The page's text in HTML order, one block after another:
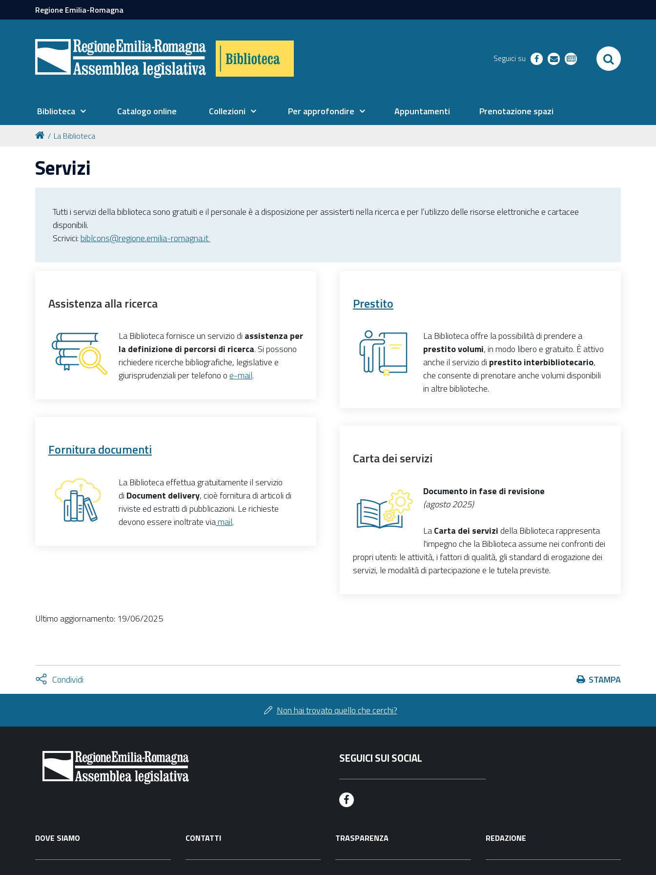
Regione Emilia-Romagna
Seguici su facebookrichiestenewsletter SEARCH
Biblioteca Catalogo online Collezioni Per approfondire Appuntamenti Prenotazione spazi
La Biblioteca
Servizi
Tutti i servizi della biblioteca sono gratuiti e il personale è a disposizione per assisterti nella ricerca e per l’utilizzo delle risorse elettroniche e cartacee
disponibili.
Scrivici:biblcons@regione.emilia-romagna.it
Assistenza alla ricerca
La Biblioteca fornisce un servizio di assistenza per
la definizione di percorsi di ricerca. Si possono
richiedere ricerche bibliografiche, legislative e
giurisprudenziali per telefono oe-mail.
Fornitura documenti
La Biblioteca effettua gratuitamente il servizio
di Document delivery, cioè fornitura di articoli di
riviste ed estratti di pubblicazioni. Le richieste
devono essere inoltrate viamail.
Prestito
La Biblioteca offre la possibilità di prendere a
prestito volumi, in modo libero e gratuito. È attivo
anche il servizio di prestito interbibliotecario,
che consente di prenotare anche volumi disponibili
in altre biblioteche.
Carta dei servizi
Documento in fase di revisione
(agosto 2025)
LaCarta dei servizidella Bibliotecarappresenta
l'impegno che la Bibliotecaassume nei confronti dei
propri utenti: le attività, i fattori di qualità, gli standard di erogazione dei
servizi, le modalità di partecipazione e le tutela previste.
Ultimo aggiornamento: 19/06/2025
Azioni
sul
STAMPA
Condividi
facebook
twitter
Attiva
condividi
Non hai trovato quello che cerchi?
SEGUICI SUI SOCIAL
F
c
e
DOVE SIAMO CONTATTI TRASPARENZA REDAZIONE